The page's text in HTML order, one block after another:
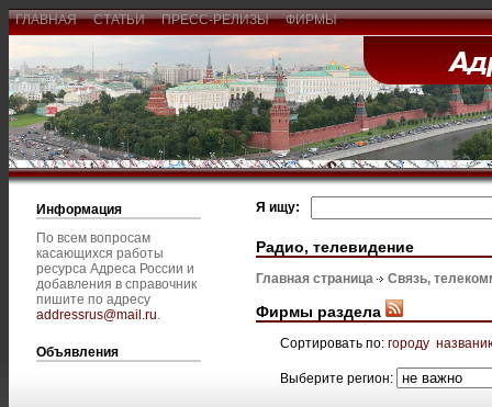
ГЛАВНАЯ СТАТЬИ ПРЕСС-РЕЛИЗЫ ФИРМЫ
Информация
По всем вопросам
касающихся работы
ресурса Адреса России и
добавления в справочник
пишите по адресу
addressrus@mail.ru.
Объявления
Я ищу:
Радио, телевидение
Главная страница Связь,
Фирмы раздела
Сортировать по: городу
Выберите регион: